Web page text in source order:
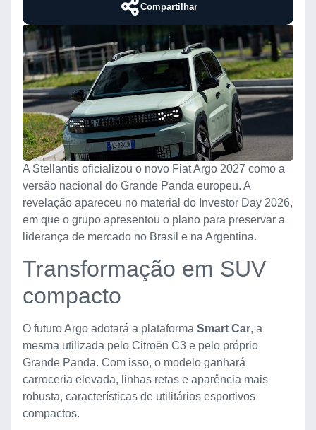
Compartilhar
A Stellantis oficializou o novo Fiat Argo 2027 como a
versão nacional do Grande Panda europeu. A
revelação apareceu no material do Investor Day 2026,
em que o grupo apresentou o plano para preservar a
liderança de mercado no Brasil e na Argentina.
Transformação em SUV
compacto
O futuro Argo adotará a plataforma Smart Car, a
mesma utilizada pelo Citroën C3 e pelo próprio
Grande Panda. Com isso, o modelo ganhará
carroceria elevada, linhas retas e aparência mais
robusta, características de utilitários esportivos
compactos.